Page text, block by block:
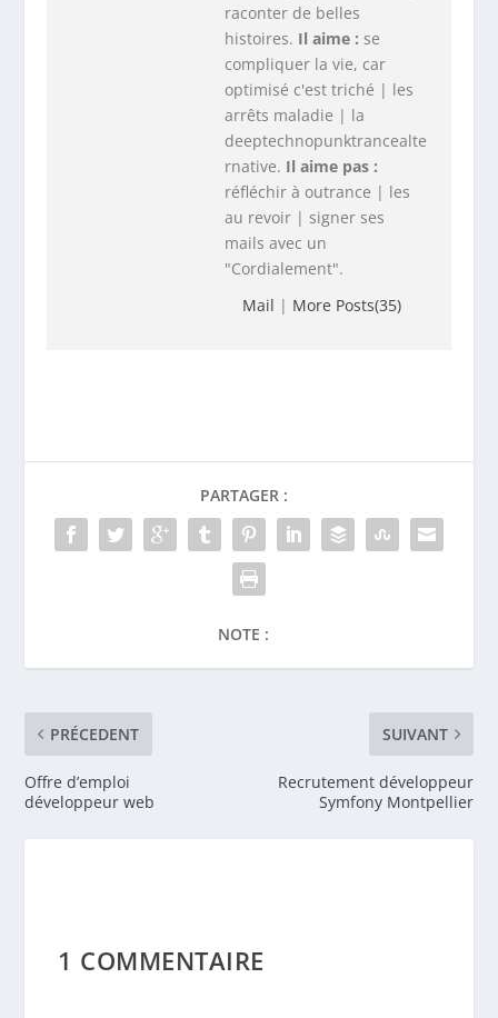
raconter de belles
histoires. Il aime : se
compliquer la vie, car
optimisé c'est triché | les
arrêts maladie | la
deeptechnopunktrancealte
rnative. Il aime pas :
réfléchir à outrance | les
au revoir | signer ses
mails avec un
"Cordialement".
Mail | More Posts(35)
PARTAGER :
NOTE :
PRÉCEDENT
Offre d’emploi
développeur web
SUIVANT
Recrutement développeur
Symfony Montpellier
1 COMMENTAIRE